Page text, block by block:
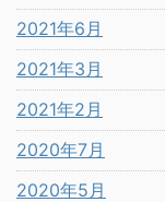
2021年6月
2021年3月
2021年2月
2020年7月
2020年5月